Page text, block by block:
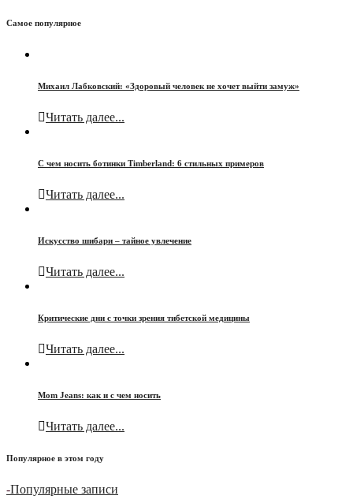
Самое популярное
Михаил Лабковский: «Здоровый человек не хочет выйти замуж»
Читать далее...
С чем носить ботинки Timberland: 6 стильных примеров
Читать далее...
Искусство шибари – тайное увлечение
Читать далее...
Критические дни с точки зрения тибетской медицины
Читать далее...
Mom Jeans: как и с чем носить
Читать далее...
Популярное в этом году
-Популярные записи